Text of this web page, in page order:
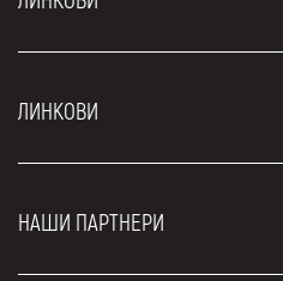
Луксузни аутомобили
ЛИНКОВИ
НАШИ ПАРТНЕРИ